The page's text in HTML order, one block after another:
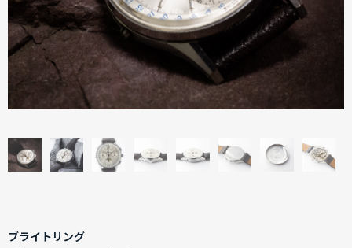
ブライトリング